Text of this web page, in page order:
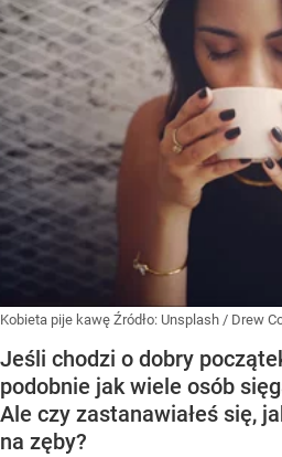
Kobieta pije kawę Źródło: Unsplash / Drew
Jeśli chodzi o dobry
podobnie jak wiele osób
Ale czy zastanawiałeś się,
na zęby?